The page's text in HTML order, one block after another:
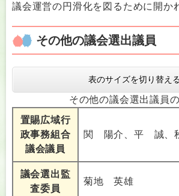
議会運営の円滑化を図るために開か
その他の議会選出議員
表のサイズを切り替える
その他の議会選出議員
置賜広域行
政事務組合
議会議員
関 陽介、平 誠、
議会選出監
査委員
菊地 英雄